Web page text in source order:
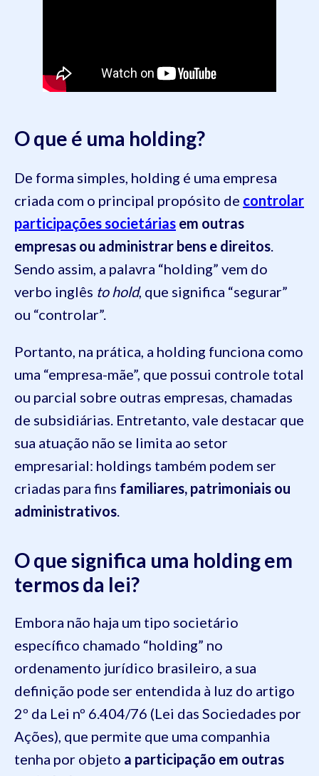
O que é uma holding?
De forma simples, holding é uma empresa
criada com o principal propósito de controlar
participações societárias em outras
empresas ou administrar bens e direitos
Sendo assim, a palavra “holding” vem do
verbo inglês to hold, que significa “segurar”
ou “controlar”.
Portanto, na prática, a holding funciona como
uma “empresa-mãe”, que possui controle total
ou parcial sobre outras empresas, chamadas
de subsidiárias. Entretanto, vale destacar que
sua atuação não se limita ao setor
empresarial: holdings também podem ser
criadas para fins familiares, patrimoniais ou
administrativos
O que significa uma holding em
termos da lei?
Embora não haja um tipo societário
específico chamado “holding” no
ordenamento jurídico brasileiro, a sua
definição pode ser entendida à luz do artigo
2º da Lei nº 6.404/76 (Lei das Sociedades por
Ações), que permite que uma companhia
tenha por objeto a participação em outras